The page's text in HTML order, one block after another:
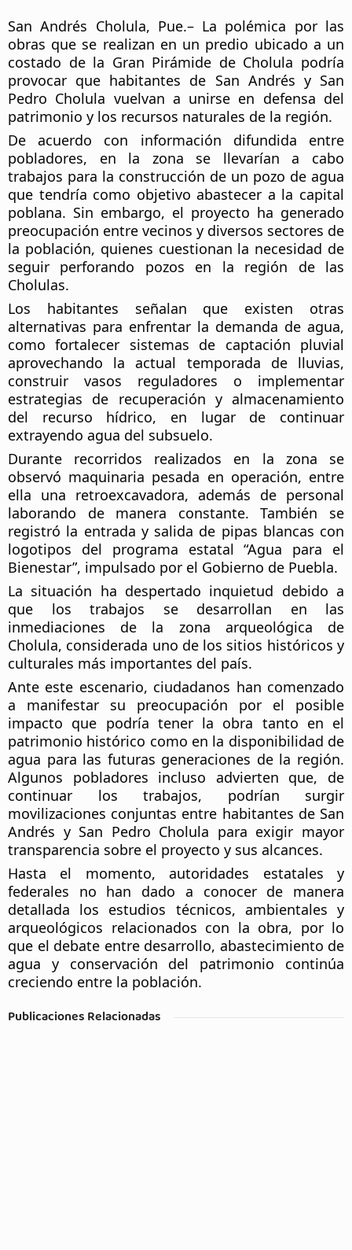
San Andrés Cholula, Pue.– La polémica por las
obras que se realizan en un predio ubicado a un
costado de la Gran Pirámide de Cholula podría
provocar que habitantes de San Andrés y San
Pedro Cholula vuelvan a unirse en defensa del
patrimonio y los recursos naturales de la región.
De acuerdo con información difundida entre
pobladores, en la zona se llevarían a cabo
trabajos para la construcción de un pozo de agua
que tendría como objetivo abastecer a la capital
poblana. Sin embargo, el proyecto ha generado
preocupación entre vecinos y diversos sectores de
la población, quienes cuestionan la necesidad de
seguir perforando pozos en la región de las
Cholulas.
Los habitantes señalan que existen otras
alternativas para enfrentar la demanda de agua,
como fortalecer sistemas de captación pluvial
aprovechando la actual temporada de lluvias,
construir vasos reguladores o implementar
estrategias de recuperación y almacenamiento
del recurso hídrico, en lugar de continuar
extrayendo agua del subsuelo.
Durante recorridos realizados en la zona se
observó maquinaria pesada en operación, entre
ella una retroexcavadora, además de personal
laborando de manera constante. También se
registró la entrada y salida de pipas blancas con
logotipos del programa estatal “Agua para el
Bienestar”, impulsado por el Gobierno de Puebla.
La situación ha despertado inquietud debido a
que los trabajos se desarrollan en las
inmediaciones de la zona arqueológica de
Cholula, considerada uno de los sitios históricos y
culturales más importantes del país.
Ante este escenario, ciudadanos han comenzado
a manifestar su preocupación por el posible
impacto que podría tener la obra tanto en el
patrimonio histórico como en la disponibilidad de
agua para las futuras generaciones de la región.
Algunos pobladores incluso advierten que, de
continuar los trabajos, podrían surgir
movilizaciones conjuntas entre habitantes de San
Andrés y San Pedro Cholula para exigir mayor
transparencia sobre el proyecto y sus alcances.
Hasta el momento, autoridades estatales y
federales no han dado a conocer de manera
detallada los estudios técnicos, ambientales y
arqueológicos relacionados con la obra, por lo
que el debate entre desarrollo, abastecimiento de
agua y conservación del patrimonio continúa
creciendo entre la población.
Publicaciones Relacionadas